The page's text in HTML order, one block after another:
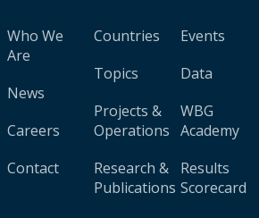
Who We
Are
News
Careers
Contact
Countries
Topics
Projects &
Operations
Research &
Publications
Events
Data
WBG
Academy
Results
Scorecard